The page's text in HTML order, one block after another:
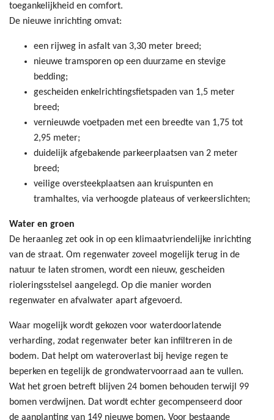
toegankelijkheid en comfort.
De nieuwe inrichting omvat:
een rijweg in asfalt van 3,30 meter breed;
nieuwe tramsporen op een duurzame en stevige
bedding;
gescheiden enkelrichtingsfietspaden van 1,5 meter
breed;
vernieuwde voetpaden met een breedte van 1,75 tot
2,95 meter;
duidelijk afgebakende parkeerplaatsen van 2 meter
breed;
veilige oversteekplaatsen aan kruispunten en
tramhaltes, via verhoogde plateaus of verkeerslichten;
Water en groen
De heraanleg zet ook in op een klimaatvriendelijke inrichting
van de straat. Om regenwater zoveel mogelijk terug in de
natuur te laten stromen, wordt een nieuw, gescheiden
rioleringsstelsel aangelegd. Op die manier worden
regenwater en afvalwater apart afgevoerd.
Waar mogelijk wordt gekozen voor waterdoorlatende
verharding, zodat regenwater beter kan infiltreren in de
bodem. Dat helpt om wateroverlast bij hevige regen te
beperken en tegelijk de grondwatervoorraad aan te vullen.
Wat het groen betreft blijven 24 bomen behouden terwijl 99
bomen verdwijnen. Dat wordt echter gecompenseerd door
de aanplanting van 149 nieuwe bomen. Voor bestaande